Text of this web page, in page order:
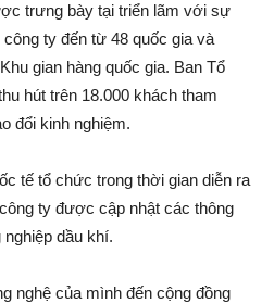
trưng bày tại triển lãm với sự
ty đến từ 48 quốc gia và
gian hàng quốc gia. Ban Tổ
hút trên 18.000 khách tham
đổi kinh nghiệm.
tế tổ chức trong thời gian diễn ra
ty được cập nhật các thông
dầu khí.
nghệ của mình đến cộng đồng